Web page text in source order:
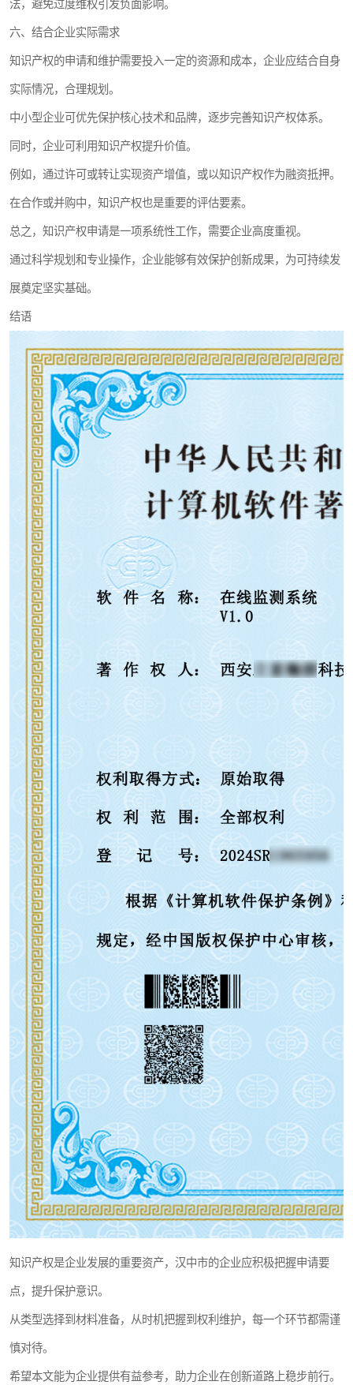
法，避免过度维权引发负面影响。
六、结合企业实际需求
知识产权的申请和维护需要投入一定的资源和成本，企业应结合自身
实际情况，合理规划。
中小型企业可优先保护核心技术和品牌，逐步完善知识产权体系。
同时，企业可利用知识产权提升价值。
例如，通过许可或转让实现资产增值，或以知识产权作为融资抵押。
在合作或并购中，知识产权也是重要的评估要素。
总之，知识产权申请是一项系统性工作，需要企业高度重视。
通过科学规划和专业操作，企业能够有效保护创新成果，为可持续发
展奠定坚实基础。
结语
知识产权是企业发展的重要资产，汉中市的企业应积极把握申请要
点，提升保护意识。
从类型选择到材料准备，从时机把握到权利维护，每一个环节都需谨
慎对待。
希望本文能为企业提供有益参考，助力企业在创新道路上稳步前行。